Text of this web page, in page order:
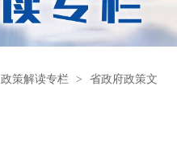
政策解读专栏 >
省政府政策文